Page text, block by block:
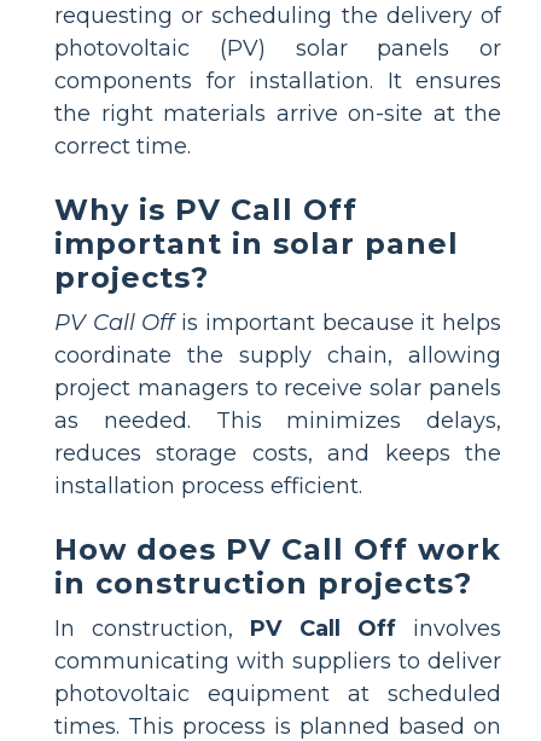
requesting or scheduling the delivery of
photovoltaic (PV) solar panels or
components for installation. It ensures
the right materials arrive on-site at the
correct time.
Why is PV Call Off
important in solar panel
projects?
PV Call Offis important because it helps
coordinate the supply chain, allowing
project managers to receive solar panels
as needed. This minimizes delays,
reduces storage costs, and keeps the
installation process efficient.
How does PV Call Off work
in construction projects?
In construction, PV Call Offinvolves
communicating with suppliers to deliver
photovoltaic equipment at scheduled
times. This process is planned based on